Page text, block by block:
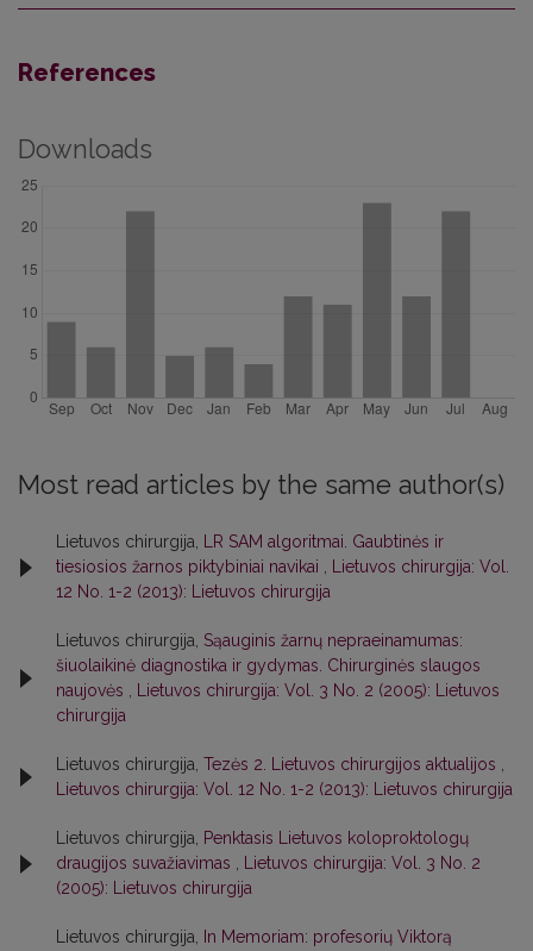
References
Downloads
Most read articles by the same author(s)
Lietuvos chirurgija,
LR SAM algoritmai. Gaubtinės ir
tiesiosios žarnos piktybiniai navikai
Lietuvos chirurgija: Vol.
12 No. 1-2 (2013): Lietuvos chirurgija
Lietuvos chirurgija, Sąauginis žarnų nepraeinamumas:
šiuolaikinė diagnostika ir gydymas. Chirurginės slaugos
naujovės
Lietuvos chirurgija: Vol. 3 No. 2 (2005): Lietuvos
chirurgija
Lietuvos chirurgija, Tezės 2. Lietuvos chirurgijos aktualijos
Lietuvos chirurgija: Vol. 12 No. 1-2 (2013): Lietuvos chirurgija
Lietuvos chirurgija,
Penktasis Lietuvos koloproktologų
draugijos suvažiavimas
Lietuvos chirurgija: Vol. 3 No. 2
(2005): Lietuvos chirurgija
Lietuvos chirurgija,
In Memoriam: profesorių Viktorą